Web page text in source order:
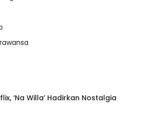
‘Na Willa’ Hadirkan Nostalgia